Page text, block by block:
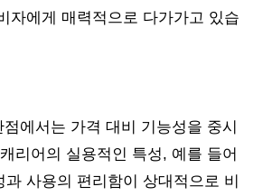
자에게 매력적으로 다가가고 있습
에서는 가격 대비 기능성을 중시
리어의 실용적인 특성, 예를 들어
과 사용의 편리함이 상대적으로 비